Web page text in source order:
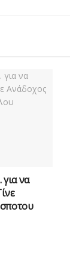
να